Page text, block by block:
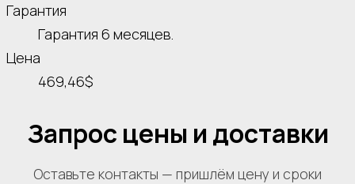
Гарантия
Гарантия 6 месяцев.
Цена
469,46$
Запрос цены и доставки
Оставьте контакты — пришлём цену и сроки